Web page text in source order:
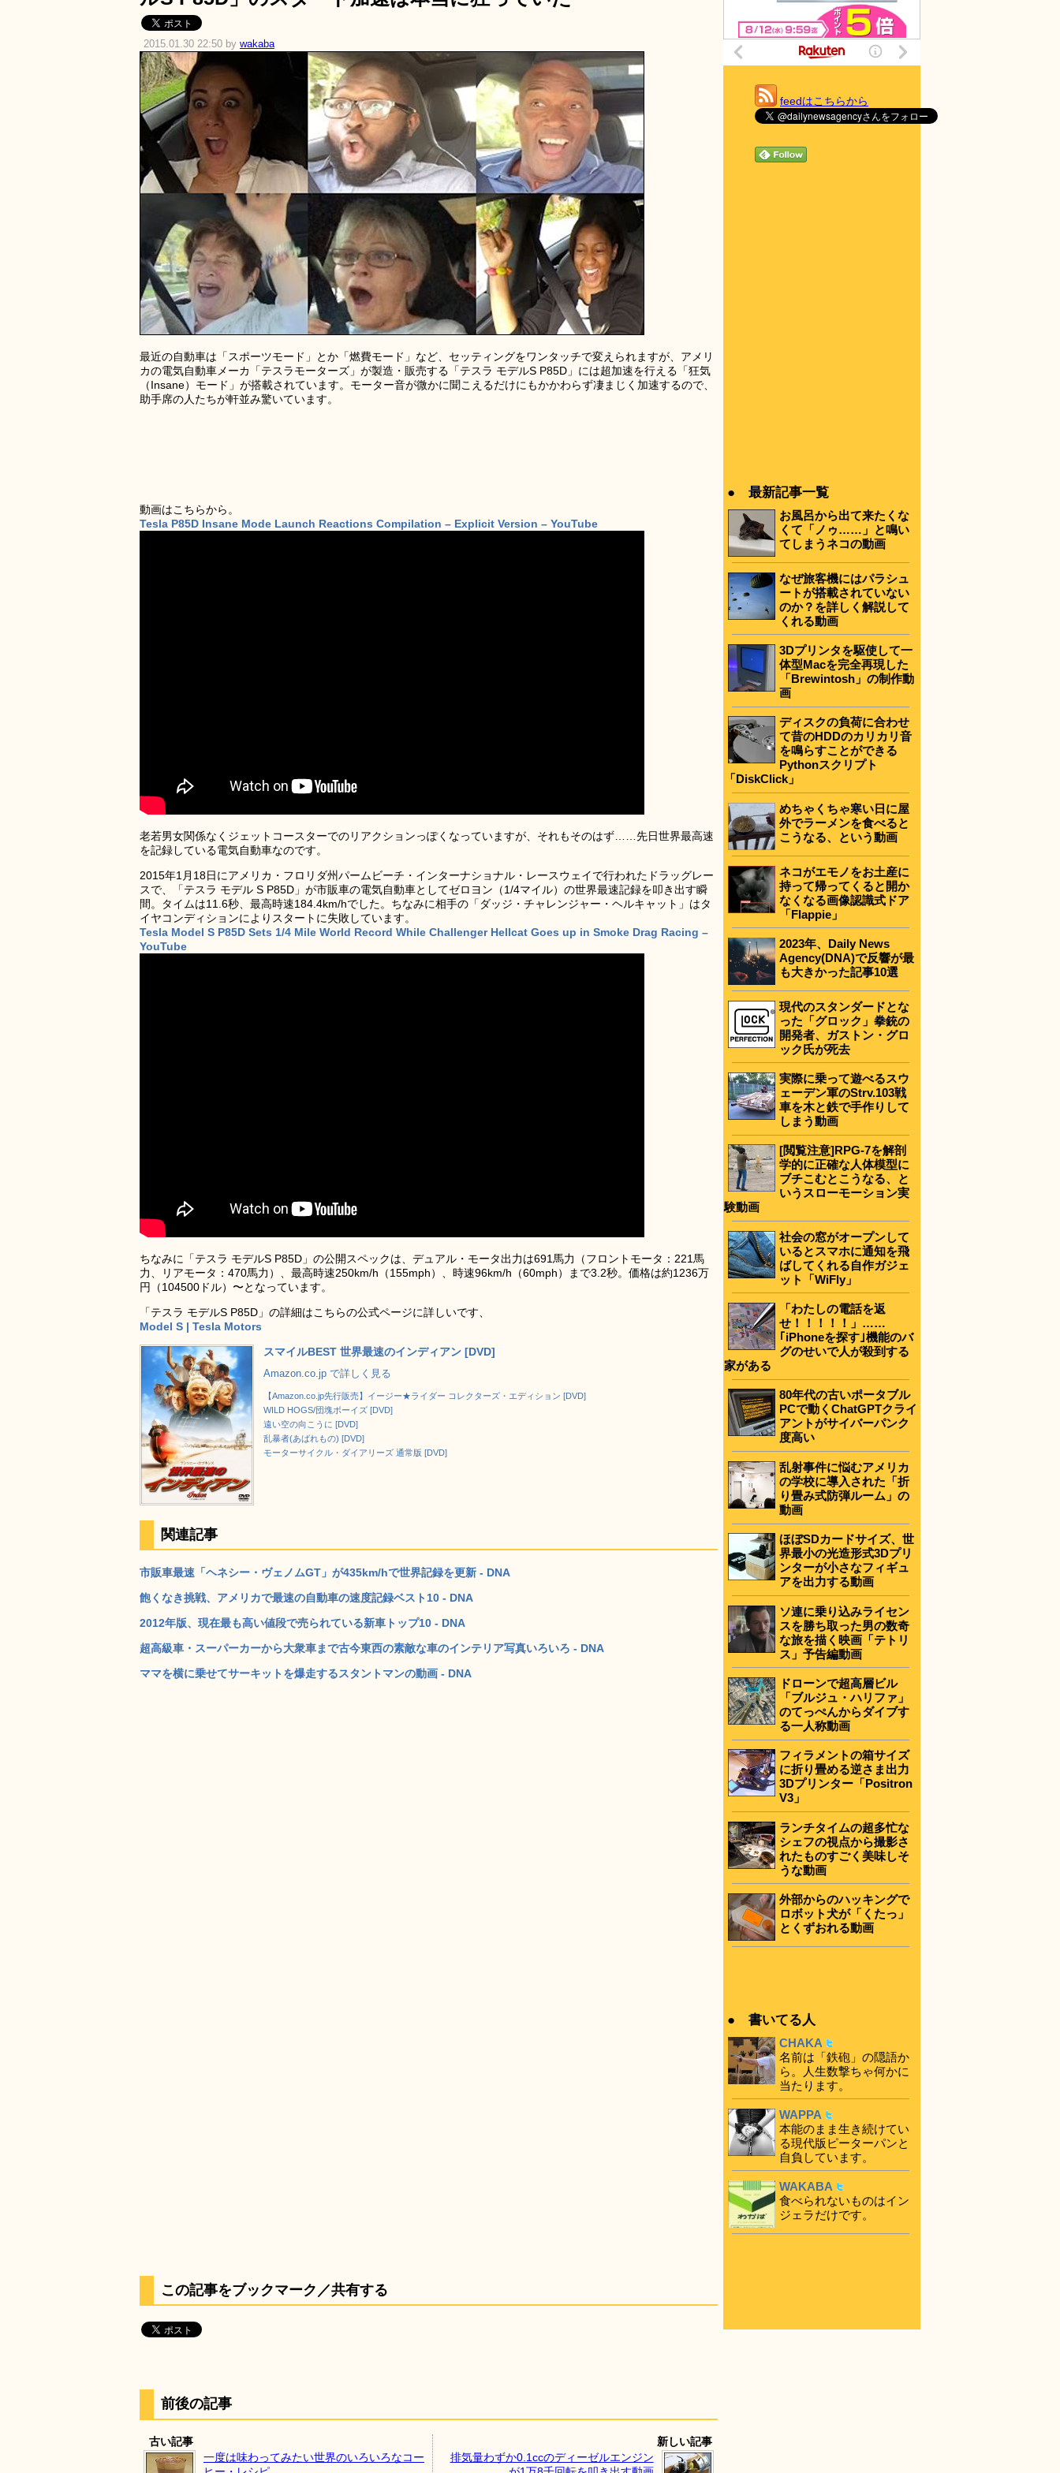
2015.01.30 22:50 by wakaba
最近の自動車は「スポーツモード」とか「燃費モード」など、セッティングをワンタッチで変えられますが、アメリ
カの電気自動車メーカ「テスラモーターズ」が製造・販売する「テスラ モデルS P85D」には超加速を行える「狂気
（Insane）モード」が搭載されています。モーター音が微かに聞こえるだけにもかかわらず凄まじく加速するので、
助手席の人たちが軒並み驚いています。
動画はこちらから。
Tesla P85D Insane Mode Launch Reactions Compilation – Explicit Version – YouTube
老若男女関係なくジェットコースターでのリアクションっぽくなっていますが、それもそのはず……先日世界最高速
を記録している電気自動車なのです。
2015年1月18日にアメリカ・フロリダ州パームビーチ・インターナショナル・レースウェイで行われたドラッグレー
スで、「テスラ モデル S P85D」が市販車の電気自動車としてゼロヨン（1/4マイル）の世界最速記録を叩き出す瞬
間。タイムは11.6秒、最高時速184.4km/hでした。ちなみに相手の「ダッジ・チャレンジャー・ヘルキャット」はタ
イヤコンディションによりスタートに失敗しています。
Tesla Model S P85D Sets 1/4 Mile World Record While Challenger Hellcat Goes up in Smoke Drag Racing –
YouTube
ちなみに「テスラ モデルS P85D」の公開スペックは、デュアル・モータ出力は691馬力（フロントモータ：221馬
力、リアモータ：470馬力）、最高時速250km/h（155mph）、時速96km/h（60mph）まで3.2秒。価格は約1236万
円（104500ドル）〜となっています。
「テスラ モデルS P85D」の詳細はこちらの公式ページに詳しいです、
Model S | Tesla Motors
スマイルBEST 世界最速のインディアン [DVD]
Amazon.co.jp で詳しく見る
【Amazon.co.jp先行販売】イージー★ライダー コレクターズ・エディション [DVD]
WILD HOGS/団塊ボーイズ [DVD]
遠い空の向こうに [DVD]
乱暴者(あばれもの) [DVD]
モーターサイクル・ダイアリーズ 通常版 [DVD]
関連記事
市販車最速「ヘネシー・ヴェノムGT」が435km/hで世界記録を更新 - DNA
飽くなき挑戦、アメリカで最速の自動車の速度記録ベスト10 - DNA
2012年版、現在最も高い値段で売られている新車トップ10 - DNA
超高級車・スーパーカーから大衆車まで古今東西の素敵な車のインテリア写真いろいろ - DNA
ママを横に乗せてサーキットを爆走するスタントマンの動画 - DNA
この記事をブックマーク／共有する
前後の記事
古い記事
一度は味わってみたい世界のいろいろなコー
新しい記事
排気量わずか0.1ccのディーゼルエンジン
feedはこちらから
● 最新記事一覧
お風呂から出て来たくな
くて「ノゥ……」と鳴い
てしまうネコの動画
なぜ旅客機にはパラシュ
ートが搭載されていない
のか？を詳しく解説して
くれる動画
3Dプリンタを駆使して一
体型Macを完全再現した
「Brewintosh」の制作動
画
ディスクの負荷に合わせ
て昔のHDDのカリカリ音
を鳴らすことができる
Pythonスクリプト
「DiskClick」
めちゃくちゃ寒い日に屋
外でラーメンを食べると
こうなる、という動画
ネコがエモノをお土産に
持って帰ってくると開か
なくなる画像認識式ドア
「Flappie」
2023年、Daily News
Agency(DNA)で反響が最
も大きかった記事10選
現代のスタンダードとな
った「グロック」拳銃の
開発者、ガストン・グロ
ック氏が死去
実際に乗って遊べるスウ
ェーデン軍のStrv.103戦
車を木と鉄で手作りして
しまう動画
[閲覧注意]RPG-7を解剖
学的に正確な人体模型に
ブチこむとこうなる、と
いうスローモーション実
験動画
社会の窓がオープンして
いるとスマホに通知を飛
ばしてくれる自作ガジェ
ット「WiFly」
「わたしの電話を返
せ！！！！！」……
｢iPhoneを探す｣機能のバ
グのせいで人が殺到する
家がある
80年代の古いポータブル
PCで動くChatGPTクライ
アントがサイバーパンク
度高い
乱射事件に悩むアメリカ
の学校に導入された「折
り畳み式防弾ルーム」の
動画
ほぼSDカードサイズ、世
界最小の光造形式3Dプリ
ンターが小さなフィギュ
アを出力する動画
ソ連に乗り込みライセン
スを勝ち取った男の数奇
な旅を描く映画「テトリ
ス」予告編動画
ドローンで超高層ビル
「ブルジュ・ハリファ」
のてっぺんからダイブす
る一人称動画
フィラメントの箱サイズ
に折り畳める逆さま出力
3Dプリンター「Positron
V3」
ランチタイムの超多忙な
シェフの視点から撮影さ
れたものすごく美味しそ
うな動画
外部からのハッキングで
ロボット犬が「くたっ」
とくずおれる動画
● 書いてる人
CHAKA
名前は「鉄砲」の隠語か
ら。人生数撃ちゃ何かに
当たります。
WAPPA
本能のまま生き続けてい
る現代版ピーターパンと
自負しています。
WAKABA
食べられないものはイン
ジェラだけです。